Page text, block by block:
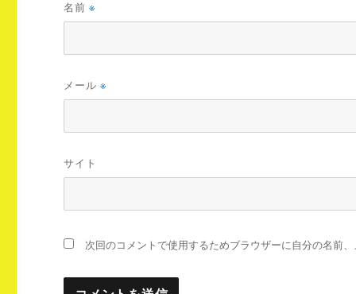
名前※
メール※
サイト
次回のコメントで使用するためブラウザーに自分の名前